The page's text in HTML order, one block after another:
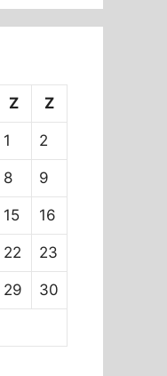
Z Z
1 2
8 9
15 16
22 23
29 30